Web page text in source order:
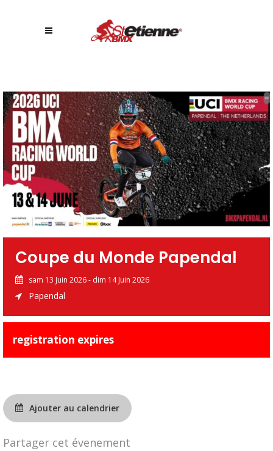
Coupe du Monde Papendal
sam 13 Juin 2026 - dim 14 Juin 2026
Papendal
registration expires
Ajouter au calendrier
Partager cet évenement